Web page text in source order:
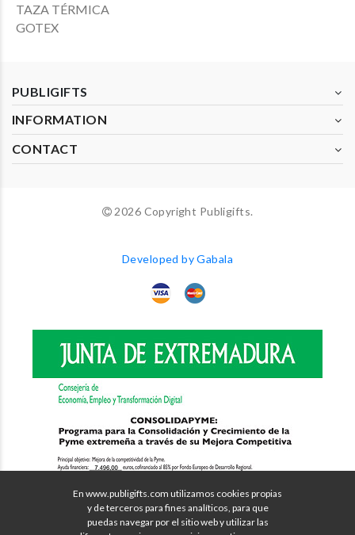
TAZA TÉRMICA
GOTEX
PUBLIGIFTS
INFORMATION
CONTACT
2026 Copyright Publigifts.
Developed by Gabala
En www.publigifts.com utilizamos cookies propias
y de terceros para fines analíticos, para que
puedas navegar por el sitio web y utilizar las